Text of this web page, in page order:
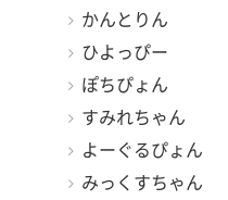
かんとりん
ひよっぴー
ぽちぴょん
すみれちゃん
よーぐるぴょん
みっくすちゃん